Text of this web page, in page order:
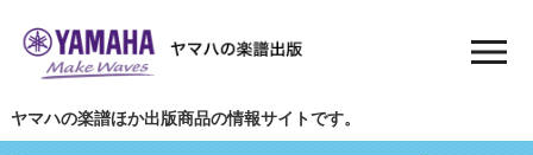
ヤマハの楽譜ほか出版商品の情報サイトです。